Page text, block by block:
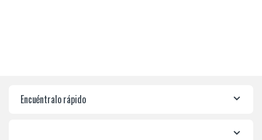
Encuéntralo rápido